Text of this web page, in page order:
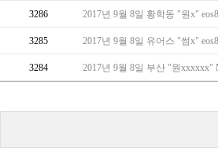
3286 2017년 9월 8일 황학동 "원x"
3285 2017년 9월 8일 유어스 "썸x"
3284 2017년 9월 8일 부산 "원xxxxxx"